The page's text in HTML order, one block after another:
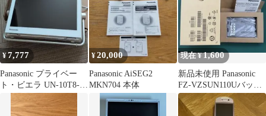
¥7,777
Panasonic プライベー
ト・ビエラ UN-10T8-W
本体
¥20,000
Panasonic AiSEG2
MKN704 本体
現在 ¥1,600
新品未使用 Panasonic
FZ-VZSUN110Uバッテ
リー